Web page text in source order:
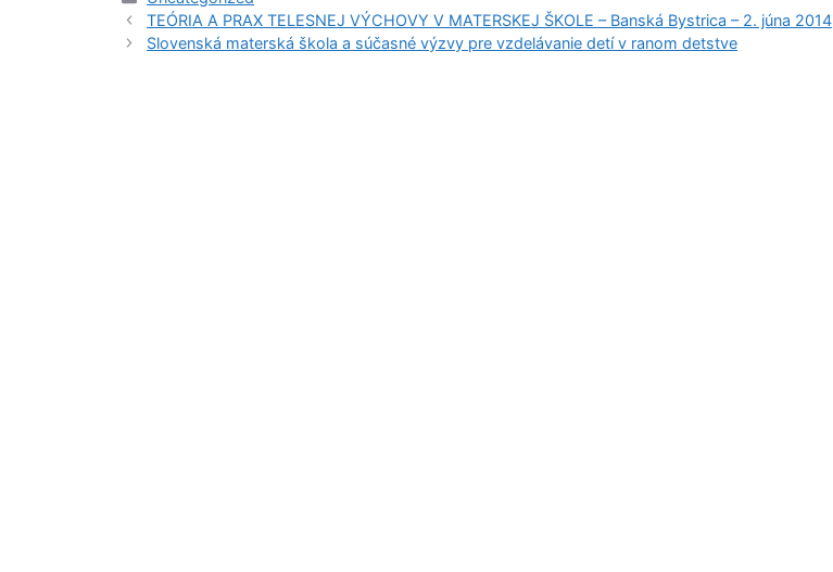
TEÓRIA A PRAX TELESNEJ VÝCHOVY V MATERSKEJ ŠKOLE – Banská Bystrica – 2. júna 2014
Slovenská materská škola a súčasné výzvy pre vzdelávanie detí v ranom detstve